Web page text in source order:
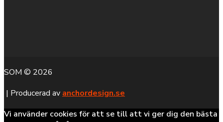
SOM © 2026
| Producerad av anchordesign.se
Vi använder cookies för att se till att vi ger dig den bästa